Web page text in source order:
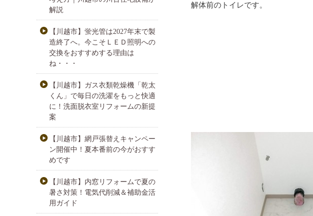
解体前のトイレです。
解説
【川越市】蛍光管は2027年末で製
造終了へ。今こそＬＥＤ照明への
交換をおすすめする理由は
ね・・・
【川越市】ガス衣類乾燥機「乾太
くん」で毎日の洗濯をもっと快適
に！洗面脱衣室リフォームの新提
案
【川越市】網戸張替えキャンペー
ン開催中！夏本番前の今がおすす
めです
【川越市】内窓リフォームで夏の
暑さ対策！電気代削減＆補助金活
用ガイド